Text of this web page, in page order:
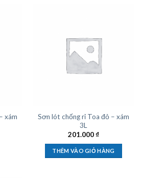
xám
Sơn lót chống rỉ Toa đỏ – xám
3L
201.000₫
THÊM VÀO GIỎ HÀNG